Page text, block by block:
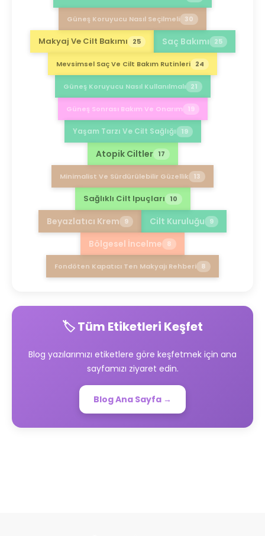
Güneş Koruyucu Nasıl Seçilmeli 30
Makyaj Ve Cilt Bakımı 25 Saç Bakımı 25
Mevsimsel Saç Ve Cilt Bakım Rutinleri 24
Güneş Koruyucu Nasıl Kullanılmalı 21
Güneş Sonrası Bakım Ve Onarım 19
Yaşam Tarzı Ve Cilt Sağlığı 19
Atopik Ciltler 17
Minimalist Ve Sürdürülebilir Güzellik 13
Sağlıklı Cilt Ipuçları 10
Beyazlatıcı Krem 9 Cilt Kuruluğu 9
Bölgesel İncelme 8
Fondöten Kapatıcı Ten Makyajı Rehberi 8
🏷️ Tüm Etiketleri Keşfet
Blog yazılarımızı etiketlere göre keşfetmek için ana
sayfamızı ziyaret edin.
Blog Ana Sayfa →